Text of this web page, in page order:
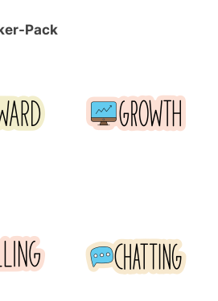
Pack